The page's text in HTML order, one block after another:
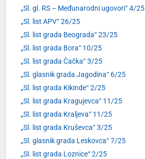
„Sl. gl. RS – Međunarodni ugovori“ 4/25
„Sl. list APV“ 26/25
„Sl. list grada Beograda“ 23/25
„Sl. list grada Bora“ 10/25
„Sl. list grada Čačka“ 3/25
„Sl. glasnik grada Jagodina“ 6/25
„Sl. list grada Kikinde“ 2/25
„Sl. list grada Kragujevca“ 11/25
„Sl. list grada Kraljeva“ 11/25
„Sl. list grada Kruševca“ 3/25
„Sl. glasnik grada Leskovca“ 7/25
„Sl. list grada Loznice“ 2/25